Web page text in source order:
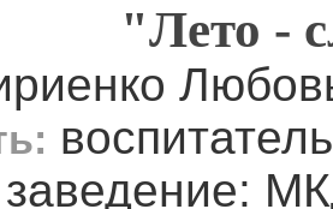
"Лето -
воспитатель